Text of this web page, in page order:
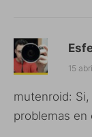
15
mutenroid:
problemas en